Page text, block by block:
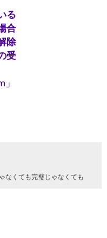
る
合
除
受
なくても完璧じゃなくても